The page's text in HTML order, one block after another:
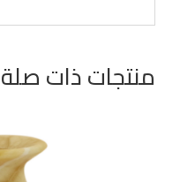
منتجات ذات صلة